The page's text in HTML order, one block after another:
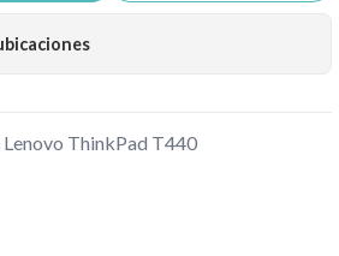
ThinkPad T440